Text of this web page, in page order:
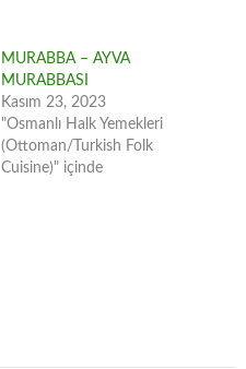
MURABBA – AYVA
MURABBASI
Kasım 23, 2023
"Osmanlı Halk Yemekleri
(Ottoman/Turkish Folk
Cuisine)" içinde